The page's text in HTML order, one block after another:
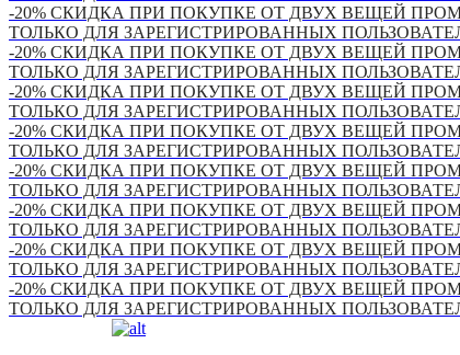
-20% СКИДКА ПРИ ПОКУПКЕ ОТ ДВУХ ВЕЩЕЙ
ТОЛЬКО ДЛЯ ЗАРЕГИСТРИРОВАННЫХ
-20% СКИДКА ПРИ ПОКУПКЕ ОТ ДВУХ ВЕЩЕЙ
ТОЛЬКО ДЛЯ ЗАРЕГИСТРИРОВАННЫХ
-20% СКИДКА ПРИ ПОКУПКЕ ОТ ДВУХ ВЕЩЕЙ
ТОЛЬКО ДЛЯ ЗАРЕГИСТРИРОВАННЫХ
-20% СКИДКА ПРИ ПОКУПКЕ ОТ ДВУХ ВЕЩЕЙ
ТОЛЬКО ДЛЯ ЗАРЕГИСТРИРОВАННЫХ
-20% СКИДКА ПРИ ПОКУПКЕ ОТ ДВУХ ВЕЩЕЙ
ТОЛЬКО ДЛЯ ЗАРЕГИСТРИРОВАННЫХ
-20% СКИДКА ПРИ ПОКУПКЕ ОТ ДВУХ ВЕЩЕЙ
ТОЛЬКО ДЛЯ ЗАРЕГИСТРИРОВАННЫХ
-20% СКИДКА ПРИ ПОКУПКЕ ОТ ДВУХ ВЕЩЕЙ
ТОЛЬКО ДЛЯ ЗАРЕГИСТРИРОВАННЫХ
-20% СКИДКА ПРИ ПОКУПКЕ ОТ ДВУХ ВЕЩЕЙ
ТОЛЬКО ДЛЯ ЗАРЕГИСТРИРОВАННЫХ